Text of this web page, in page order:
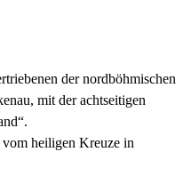
€.
der nordböhmischen
mit der achtseitigen
heiligen Kreuze in